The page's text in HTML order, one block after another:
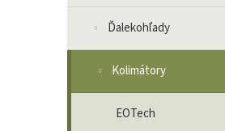
Ďalekohľady
Kolimátory
EOTech